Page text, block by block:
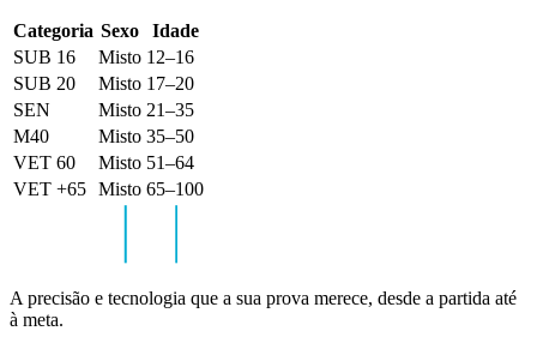
Categoria Sexo
Idade
SUB 16
Misto 12–16
SUB 20
Misto 17–20
SEN
Misto 21–35
M40
Misto 35–50
VET 60
Misto 51–64
VET +65 Misto 65–100
A precisão e tecnologia que a sua prova merece, desde a partida até
à meta.